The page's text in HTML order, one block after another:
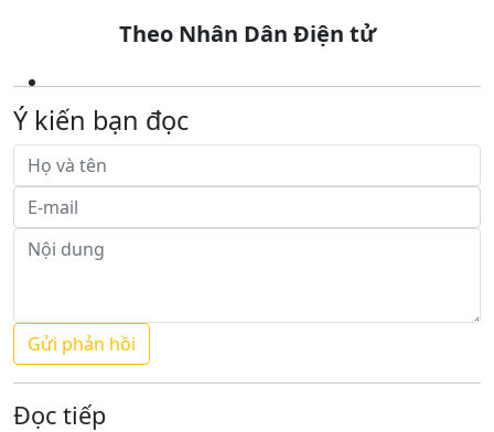
Theo Nhân Dân Điện tử
Ý kiến bạn đọc
Đọc tiếp